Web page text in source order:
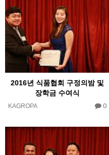
2016년 식품협회 구정의밤 및
장학금 수여식
KAGROPA 0